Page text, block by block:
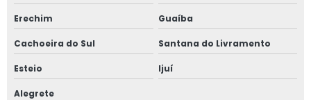
Erechim Guaíba
Cachoeira do Sul Santana do Livramento
Esteio Ijuí
Alegrete